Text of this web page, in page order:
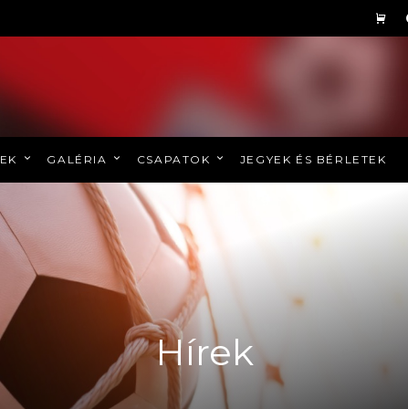
GALÉRIA CSAPATOK JEGYEK ÉS BÉRLETEK
Hírek